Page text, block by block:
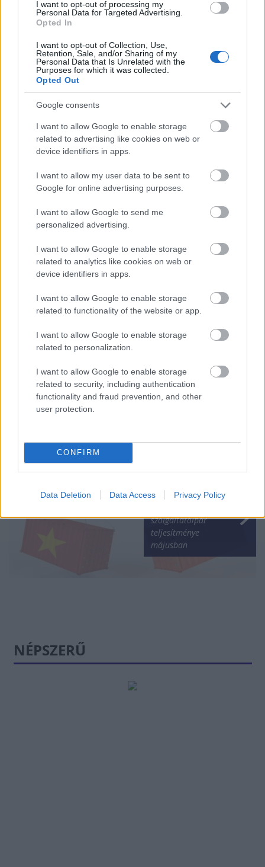
I want to opt-out of processing my
Personal Data for Targeted Advertising.
Opted In
I want to opt-out of Collection, Use,
Retention, Sale, and/or Sharing of my
Personal Data that Is Unrelated with the
Purposes for which it was collected.
Opted Out
Google consents
I want to allow Google to enable storage
related to advertising like cookies on web or
device identifiers in apps.
I want to allow my user data to be sent to
Google for online advertising purposes.
I want to allow Google to send me
personalized advertising.
I want to allow Google to enable storage
related to analytics like cookies on web or
device identifiers in apps.
I want to allow Google to enable storage
related to functionality of the website or app.
I want to allow Google to enable storage
related to personalization.
I want to allow Google to enable storage
related to security, including authentication
functionality and fraud prevention, and other
user protection.
CONFIRM
Data Deletion Data Access Privacy Policy
Minden idők legjövedelmezőbbje és
legdrágábbja volt az amerikai foci vb -
HÍREK 2026. júl. 20.
Mi lett Alain Delon vagyonával? Adóhatósági
csavar a sztoriban
Több mint 1,7
milliárd forintot
fizettek a biztosítók
Gyors ütemben
szolgáltatóipar
teljesítménye
májusban
NÉPSZERŰ